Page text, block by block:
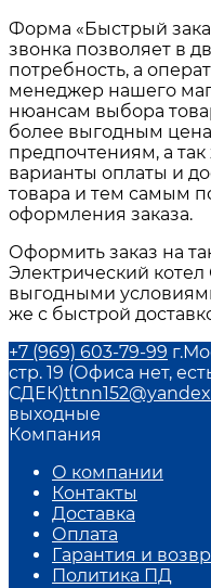
Форма «Быстрый
звонка позволяет в
потребность, а
менеджер нашего
нюансам выбора
более выгодным
предпочтениям, а
варианты оплаты и
товара и тем самым
оформления заказа.
Оформить заказ на
Электрический котел
выгодными
же с быстрой
+7 (969) 603-79-99
стр. 19 (Офиса нет,
СДЕК)
выходные
Компания
О компании
Контакты
Доставка
Оплата
Гарантия и
Политика ПД